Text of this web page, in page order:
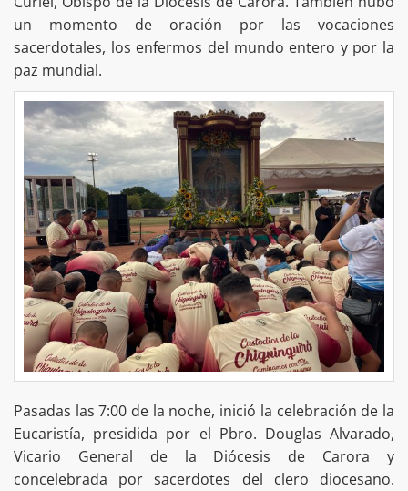
un momento de oración por las vocaciones
sacerdotales, los enfermos del mundo entero y por la
paz mundial.
Pasadas las 7:00 de la noche, inició la celebración de la
Eucaristía, presidida por el Pbro. Douglas Alvarado,
Vicario General de la Diócesis de Carora y
concelebrada por sacerdotes del clero diocesano.